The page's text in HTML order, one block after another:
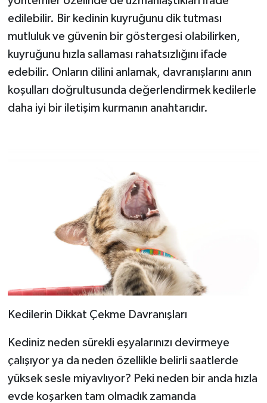
edilebilir. Bir kedinin kuyruğunu dik tutması
mutluluk ve güvenin bir göstergesi olabilirken,
kuyruğunu hızla sallaması rahatsızlığını ifade
edebilir. Onların dilini anlamak, davranışlarını anın
koşulları doğrultusunda değerlendirmek kedilerle
daha iyi bir iletişim kurmanın anahtarıdır.
Kedilerin Dikkat Çekme Davranışları
Kediniz neden sürekli eşyalarınızı devirmeye
çalışıyor ya da neden özellikle belirli saatlerde
yüksek sesle miyavlıyor? Peki neden bir anda hızla
evde koşarken tam olmadık zamanda